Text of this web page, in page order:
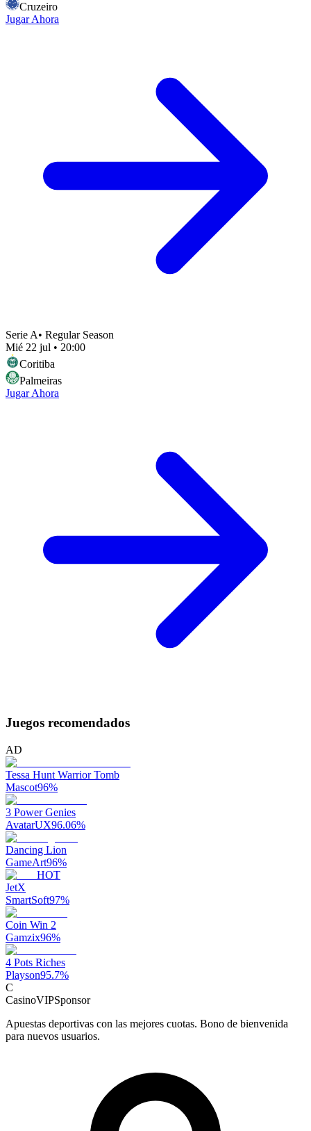
Cruzeiro
Jugar Ahora
Serie A• Regular Season
Mié 22 jul • 20:00
Coritiba
Palmeiras
Jugar Ahora
Juegos recomendados
AD
Tessa Hunt Warrior Tomb
Mascot96%
3 Power Genies
AvatarUX96.06%
Dancing Lion
GameArt96%
HOT
JetX
SmartSoft97%
Coin Win 2
Gamzix96%
4 Pots Riches
Playson95.7%
C
CasinoVIPSponsor
Apuestas deportivas con las mejores cuotas. Bono de bienvenida
para nuevos usuarios.